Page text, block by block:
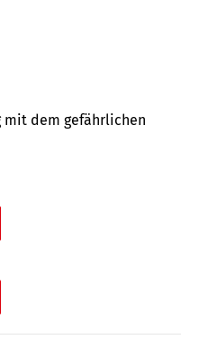
mit dem ge­fähr­lichen